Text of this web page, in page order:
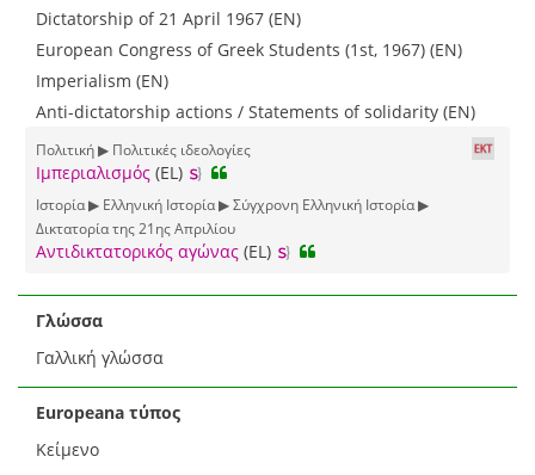
Dictatorship of 21 April 1967 (EN)
European Congress of Greek Students (1st, 1967) (EN)
Imperialism (EN)
Anti-dictatorship actions / Statements of solidarity (EN)
Πολιτική ▶ Πολιτικές ιδεολογίες
Ιμπεριαλισμός (EL)
Ιστορία ▶ Ελληνική Ιστορία ▶ Σύγχρονη Ελληνική Ιστορία ▶
Δικτατορία της 21ης Απριλίου
Αντιδικτατορικός αγώνας (EL)
Γλώσσα
Γαλλική γλώσσα
Europeana τύπος
Κείμενο